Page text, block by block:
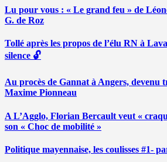
Lu pour vous : « Le grand feu » de
G. de Roz
Tollé après les propos de l’élu RN à
silence 🔓
Au procès de Gannat à Angers, devenu
Maxime Pionneau
A L’Agglo, Florian Bercault veut «
son « Choc de mobilité »
Politique mayennaise, les coulisses #1-